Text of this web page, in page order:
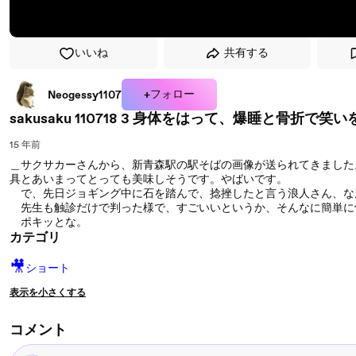
いいね 共有する
Neogessy1107 +フォロー
sakusaku 110718 3 身体をはって、爆睡と骨折で笑い
15 年前
＿サクサカーさんから、新青森駅の駅そばの画像が送られてきまし
具とあいまってとっても美味しそうです。やばいです。
で、先日ジョギング中に石を踏んで、捻挫したと言う浪人さん、な
先生も触診だけで判った様で、すごいいというか、そんなに簡単に
ポキッとな。
カテゴリ
🎥ショート
表示を小さくする
コメント